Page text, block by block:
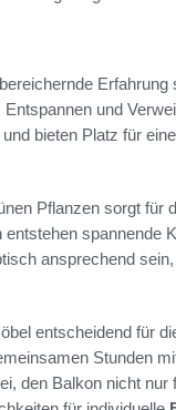
Erfahrung
und
bieten Platz für
Pflanzen sorgt für
spannende
ansprechend
entscheidend für
Stunden
den Balkon nicht nur